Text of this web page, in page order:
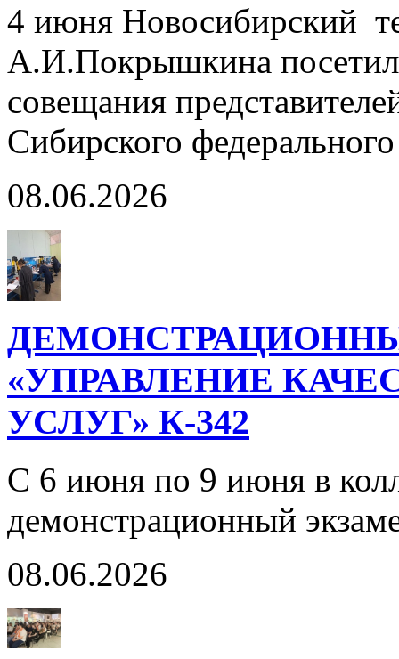
4 июня Новосибирский
А.И.Покрышкина
совещания
Сибирского
08.06.2026
«УПРАВЛЕНИЕ
УСЛУГ» К-342
С 6 июня по 9 июня в
демонстрационный
08.06.2026